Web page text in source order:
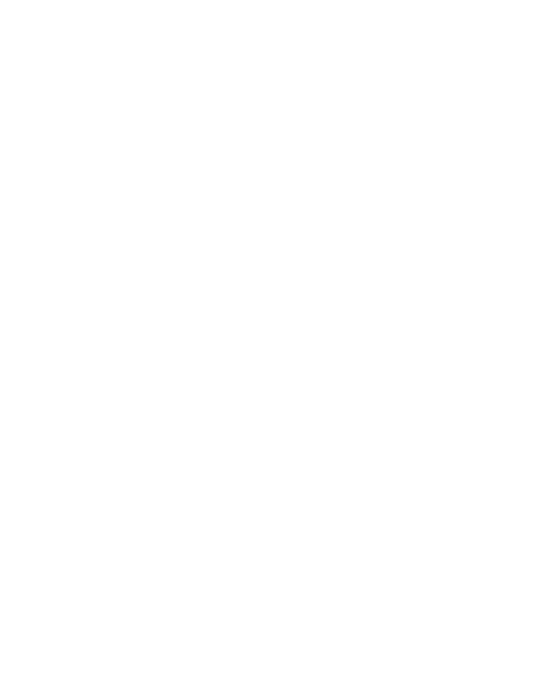
ratu i bitka za Paučje
štit dubrovačke slobode i trijumf Tigrova